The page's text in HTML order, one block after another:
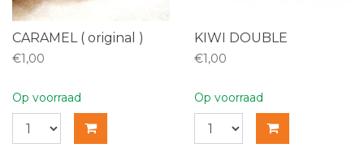
CARAMEL ( original )
€1,00
Op voorraad
KIWI DOUBLE
€1,00
Op voorraad